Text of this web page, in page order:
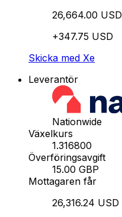
26,664.00 USD
+347.75 USD
Skicka med Xe
Leverantör
Nationwide
Växelkurs
1.316800
Överföringsavgift
15.00 GBP
Mottagaren får
26,316.24 USD